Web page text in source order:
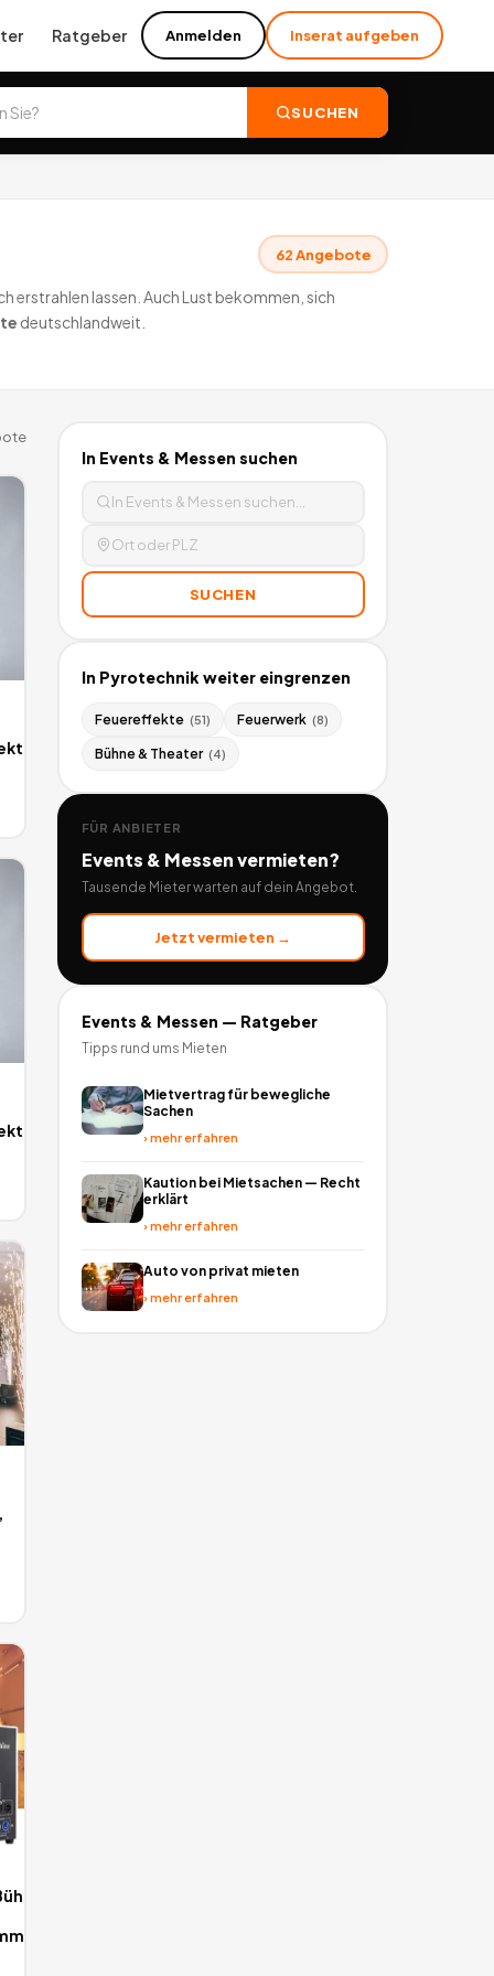
Ratgeber Anmelden Inserat aufgeben
SUCHEN
62Angebote
erstrahlen lassen. Auch Lust bekommen, sich
deutschlandweit.
In Events & Messen suchen
SUCHEN
In Pyrotechnik weiter eingrenzen
Feuereffekte (51) Feuerwerk (8)
Bühne & Theater (4)
FÜR ANBIETER
Events & Messenvermieten?
Tausende Mieter warten auf dein Angebot.
Jetzt vermieten →
Events & Messen — Ratgeber
Tipps rund ums Mieten
Mietvertrag für bewegliche
Sachen
›mehr erfahren
Kaution bei Mietsachen — Recht
erklärt
›mehr erfahren
Auto von privat mieten
›mehr erfahren